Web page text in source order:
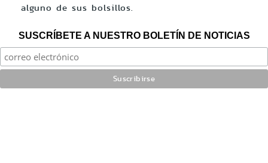
alguno de sus bolsillos.
SUSCRÍBETE A NUESTRO BOLETÍN DE NOTICIAS